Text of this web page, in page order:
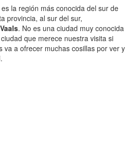
es la región más conocida del sur de
provincia, al sur del sur,
Vaals. No es una ciudad muy conocida
que merece nuestra visita si
va a ofrecer muchas cosillas por ver y